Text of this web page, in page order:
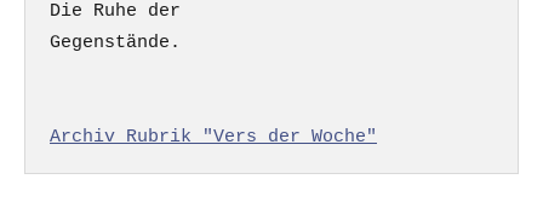
Die Ruhe der
Gegenstände.
Archiv Rubrik "Vers der Woche"